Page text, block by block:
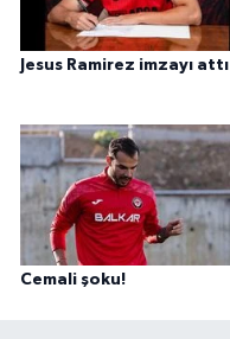
Jesus Ramirez imzayı attı
Cemali şoku!